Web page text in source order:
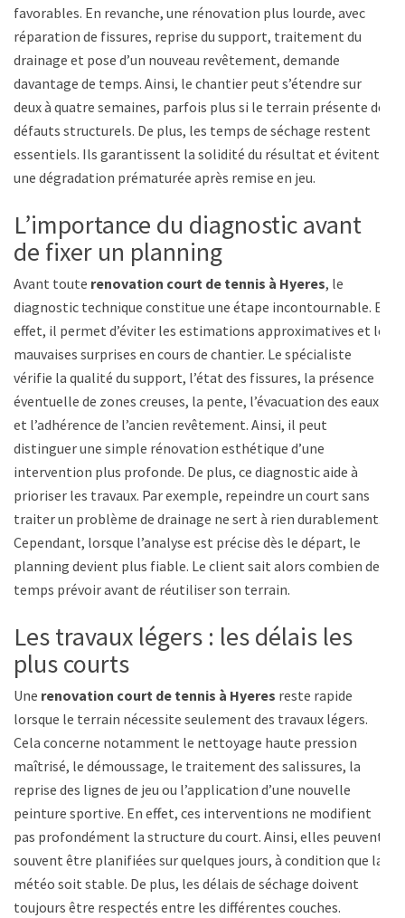
favorables. En revanche, une rénovation plus lourde, avec
réparation de fissures, reprise du support, traitement du
drainage et pose d’un nouveau revêtement, demande
davantage de temps. Ainsi, le chantier peut s’étendre sur
deux à quatre semaines, parfois plus si le terrain présente des
défauts structurels. De plus, les temps de séchage restent
essentiels. Ils garantissent la solidité du résultat et évitent
une dégradation prématurée après remise en jeu.
L’importance du diagnostic avant
de fixer un planning
Avant toute renovation court de tennis à Hyeres, le
diagnostic technique constitue une étape incontournable. En
effet, il permet d’éviter les estimations approximatives et les
mauvaises surprises en cours de chantier. Le spécialiste
vérifie la qualité du support, l’état des fissures, la présence
éventuelle de zones creuses, la pente, l’évacuation des eaux
et l’adhérence de l’ancien revêtement. Ainsi, il peut
distinguer une simple rénovation esthétique d’une
intervention plus profonde. De plus, ce diagnostic aide à
prioriser les travaux. Par exemple, repeindre un court sans
traiter un problème de drainage ne sert à rien durablement.
Cependant, lorsque l’analyse est précise dès le départ, le
planning devient plus fiable. Le client sait alors combien de
temps prévoir avant de réutiliser son terrain.
Les travaux légers : les délais les
plus courts
Une renovation court de tennis à Hyeres reste rapide
lorsque le terrain nécessite seulement des travaux légers.
Cela concerne notamment le nettoyage haute pression
maîtrisé, le démoussage, le traitement des salissures, la
reprise des lignes de jeu ou l’application d’une nouvelle
peinture sportive. En effet, ces interventions ne modifient
pas profondément la structure du court. Ainsi, elles peuvent
souvent être planifiées sur quelques jours, à condition que la
météo soit stable. De plus, les délais de séchage doivent
toujours être respectés entre les différentes couches.